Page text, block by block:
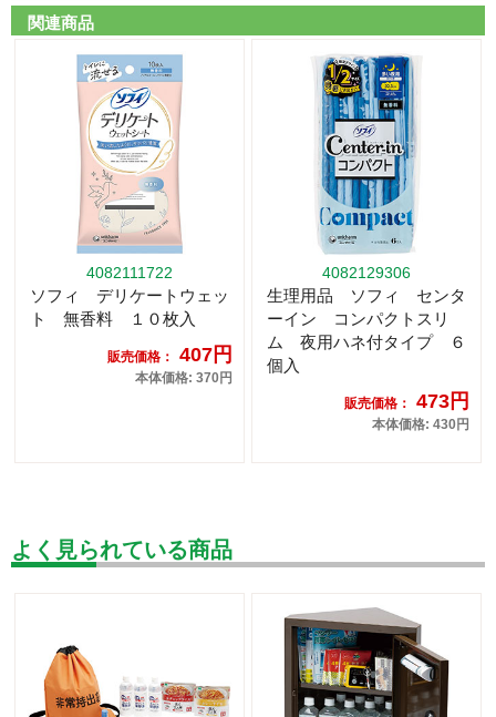
関連商品
4082111722
ソフィ デリケートウェッ
ト 無香料 １０枚入
販売価格： 407円
本体価格: 370円
4082129306
生理用品 ソフィ センタ
ーイン コンパクトスリ
ム 夜用ハネ付タイプ ６
個入
販売価格： 473円
本体価格: 430円
よく見られている商品